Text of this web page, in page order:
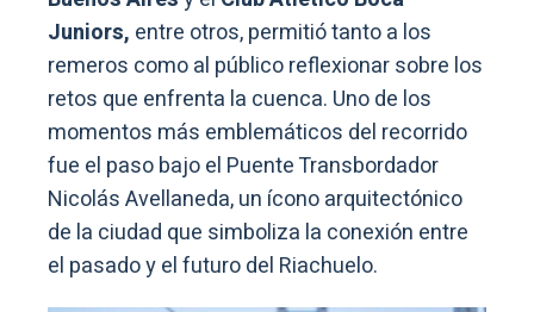
Juniors, entre otros, permitió tanto a los
remeros como al público reflexionar sobre los
retos que enfrenta la cuenca. Uno de los
momentos más emblemáticos del recorrido
fue el paso bajo el Puente Transbordador
Nicolás Avellaneda, un ícono arquitectónico
de la ciudad que simboliza la conexión entre
el pasado y el futuro del Riachuelo.